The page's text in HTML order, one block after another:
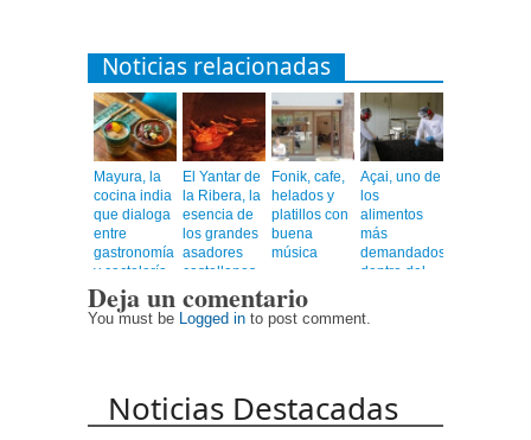
Noticias relacionadas
Mayura, la
cocina india
que dialoga
entre
gastronomía
y coctelería
de autor
El Yantar de
la Ribera, la
esencia de
los grandes
asadores
castellanos
corazón de
Barcelona
Fonik, cafe,
helados y
platillos con
buena
música
Açai, uno de
los
alimentos
más
demandados
dentro del
healthy
Deja un comentario
You must be Logged in to post comment.
Noticias Destacadas